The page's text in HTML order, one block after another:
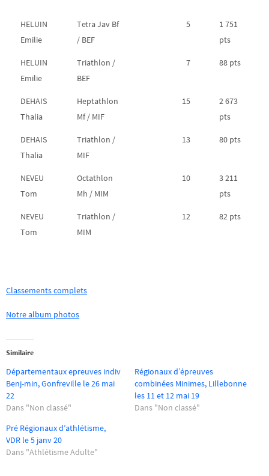
HELUIN
Emilie
Tetra Jav Bf
/ BEF
5
1 751
pts
HELUIN
Emilie
Triathlon /
BEF
7 88 pts
DEHAIS
Thalia
Heptathlon
Mf / MIF
15
2 673
pts
DEHAIS
Thalia
Triathlon /
MIF
13 80 pts
NEVEU
Tom
Octathlon
Mh / MIM
10
3 211
pts
NEVEU
Tom
Triathlon /
MIM
12 82 pts
Classements complets
Notre album photos
Similaire
Départementaux epreuves indiv
Benj-min, Gonfreville le 26 mai
22
Dans "Non classé"
Régionaux d’épreuves
combinées Minimes, Lillebonne
les 11 et 12 mai 19
Dans "Non classé"
Pré Régionaux d’athlétisme,
VDR le 5 janv 20
Dans "Athlétisme Adulte"